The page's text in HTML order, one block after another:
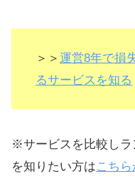
＞＞ 運営8年で損
るサービスを知る
※サービスを比較しラ
を知りたい方はこちら